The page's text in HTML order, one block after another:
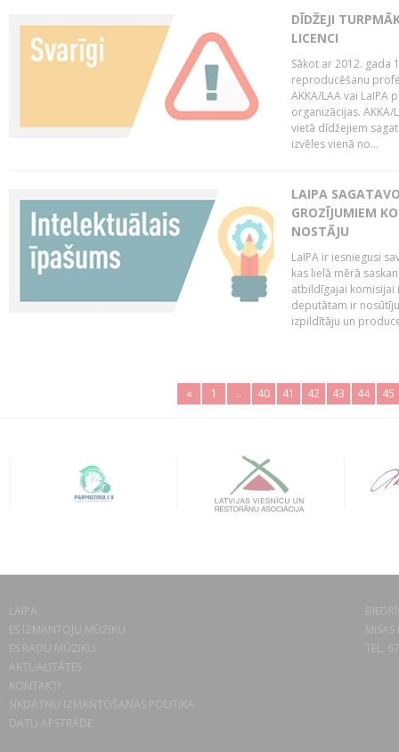
DĪDŽEJI
LICENCI
Sākot ar 2012. gada
reproducēšanu
AKKA/LAA vai LaIPA
organizācijas.
vietā dīdžejiem
izvēles vienā no...
LAIPA
GROZĪJUMIEM
NOSTĀJU
LaIPA ir iesniegusi
kas lielā mērā
atbildīgajai komisijai
deputātam ir
izpildītāju un
« 1 .. 40 41 42 43 44 45
LAIPA
ES IZMANTOJU MŪZIKU
ES RADU MŪZIKU
AKTUALITĀTES
KONTAKTI
SĪKDATŅU IZMANTOŠANAS POLITIKA
DATU APSTRĀDE
TEL.